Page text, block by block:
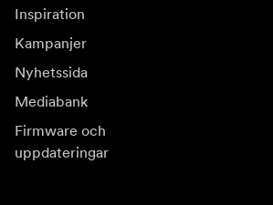
Inspiration
Kampanjer
Nyhetssida
Mediabank
Firmware och
uppdateringar